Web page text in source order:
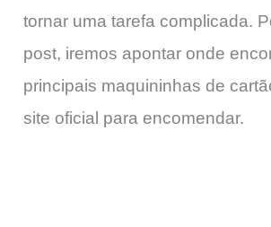
tornar uma tarefa complicada.
post, iremos apontar onde
principais maquininhas de
site oficial para encomendar.